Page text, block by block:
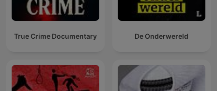
True Crime Documentary De Onderwereld